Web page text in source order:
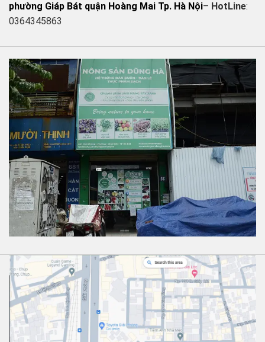
phường Giáp Bát quận Hoàng Mai Tp. Hà Nội– HotLine:
0364345863